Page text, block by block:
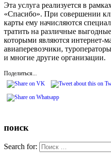
Эта услуга реализуется в
«Спасибо». При совершении
карты ему начисляются
тратить на различные
которыми являются интернет-
авиаперевозчики,
и многие другие организации.
Поделиться...
поиск
Search for: